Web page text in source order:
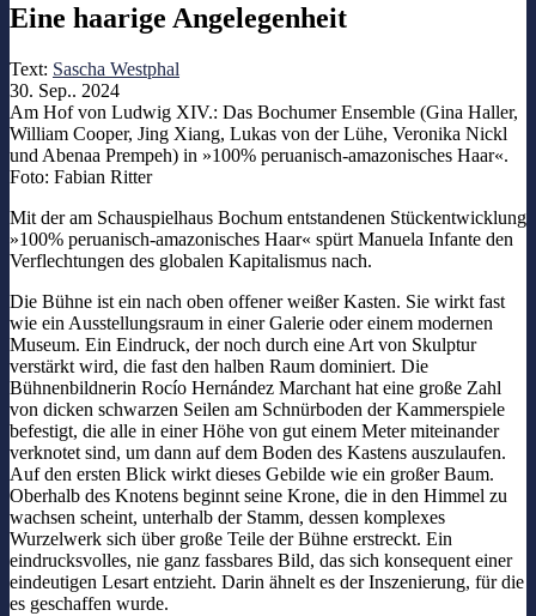
Eine haarige Angelegenheit
Text: Sascha Westphal
30. Sep.. 2024
Am Hof von Ludwig XIV.: Das Bochumer Ensemble (Gina Haller,
William Cooper, Jing Xiang, Lukas von der Lühe, Veronika Nickl
und Abenaa Prempeh) in »100% peruanisch-amazonisches Haar«.
Foto: Fabian Ritter
Mit der am Schauspielhaus Bochum entstandenen Stückentwicklung
»100% peruanisch-amazonisches Haar« spürt Manuela Infante den
Verflechtungen des globalen Kapitalismus nach.
Die Bühne ist ein nach oben offener weißer Kasten. Sie wirkt fast
wie ein Ausstellungsraum in einer Galerie oder einem modernen
Museum. Ein Eindruck, der noch durch eine Art von Skulptur
verstärkt wird, die fast den halben Raum dominiert. Die
Bühnenbildnerin Rocío Hernández Marchant hat eine große Zahl
von dicken schwarzen Seilen am Schnürboden der Kammerspiele
befestigt, die alle in einer Höhe von gut einem Meter miteinander
verknotet sind, um dann auf dem Boden des Kastens auszulaufen.
Auf den ersten Blick wirkt dieses Gebilde wie ein großer Baum.
Oberhalb des Knotens beginnt seine Krone, die in den Himmel zu
wachsen scheint, unterhalb der Stamm, dessen komplexes
Wurzelwerk sich über große Teile der Bühne erstreckt. Ein
eindrucksvolles, nie ganz fassbares Bild, das sich konsequent einer
eindeutigen Lesart entzieht. Darin ähnelt es der Inszenierung, für die
es geschaffen wurde.